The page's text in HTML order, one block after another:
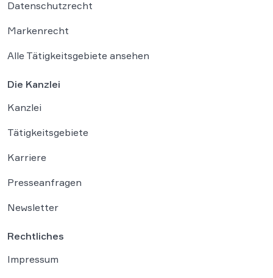
Datenschutzrecht
Markenrecht
Alle Tätigkeitsgebiete ansehen
Die Kanzlei
Kanzlei
Tätigkeitsgebiete
Karriere
Presseanfragen
Newsletter
Rechtliches
Impressum